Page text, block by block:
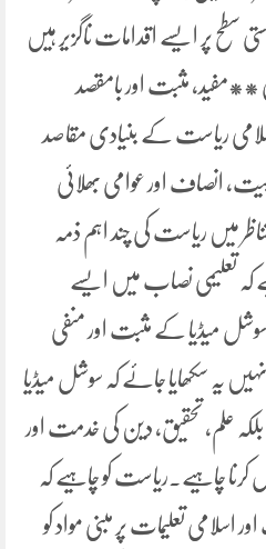
سطح پر ایسے اقدامات ناگزیر ہیں
**مفید، مثبت اور بامقصد
ریاست کے بنیادی مقاصد
انصاف اور عوامی بھلائی
میں ریاست کی چند اہم ذمہ
کہ تعلیمی نصاب میں ایسے
میڈیا کے مثبت اور منفی
یہ سکھایا جائے کہ سوشل میڈیا
علم، تحقیق، دین کی خدمت اور
چاہیے۔ریاست کو چاہیے کہ
تعلیمات پر مبنی مواد کو